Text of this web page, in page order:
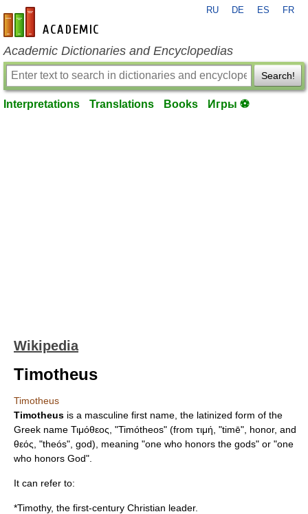
en-academic.com
RU DE ES FR
Academic Dictionaries and Encyclopedias
Search!
Interpretations Translations Books Игры ⚽
Wikipedia
Timotheus
Timotheus
Timotheus is a masculine first name, the latinized form of the
Greek name Τιμόθεος, "Timótheos" (from τιμή, "timē", honor, and
θεός, "theós", god), meaning "one who honors the gods" or "one
who honors God".
It can refer to:
*Timothy, the first-century Christian leader.